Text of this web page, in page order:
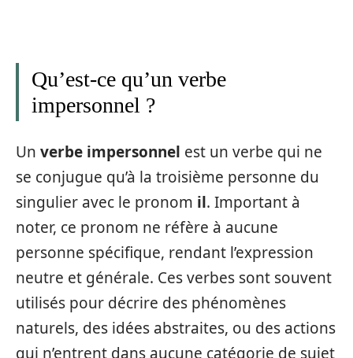
Qu’est-ce qu’un verbe
impersonnel ?
Un verbe impersonnel est un verbe qui ne
se conjugue qu’à la troisième personne du
singulier avec le pronom il. Important à
noter, ce pronom ne réfère à aucune
personne spécifique, rendant l’expression
neutre et générale. Ces verbes sont souvent
utilisés pour décrire des phénomènes
naturels, des idées abstraites, ou des actions
qui n’entrent dans aucune catégorie de sujet